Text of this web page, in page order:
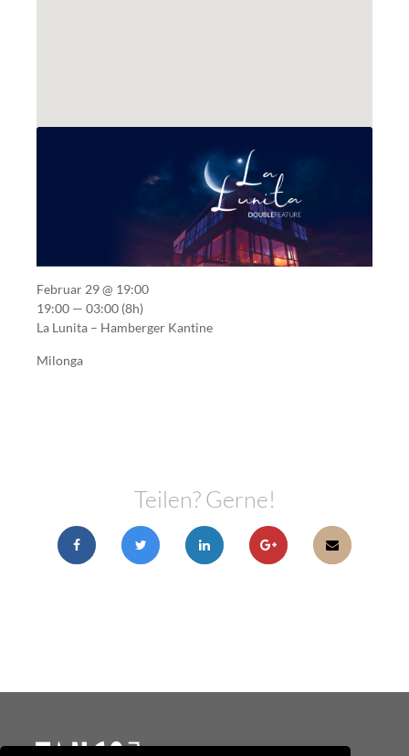
Februar 29 @ 19:00
19:00 — 03:00 (8h)
La Lunita – Hamberger Kantine
Milonga
Teilen? Gerne!